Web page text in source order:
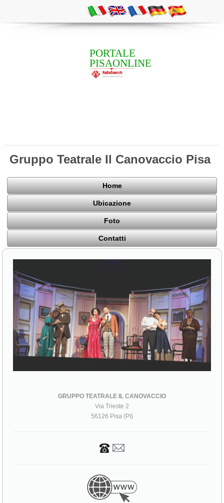
PORTALE
PISAONLINE
Gruppo Teatrale Il Canovaccio Pisa
Home
Ubicazione
Foto
Contatti
GRUPPO TEATRALE IL CANOVACCIO
Via Trieste 2
56126 Pisa (PI)